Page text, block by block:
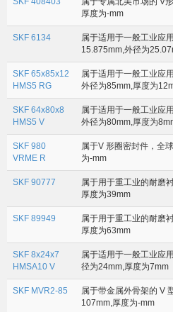
厚度为-mm
SKF 6134
属于适用于一般工业应
15.875mm,外径为
SKF 65x85x12
HMS5 RG
属于适用于一般工业应
外径为85mm,厚度为
SKF 64x80x8
HMS5 V
属于适用于一般工业应
外径为80mm,厚度为
SKF 980
VRME R
属于V 形圈密封件，全
为-mm
SKF 90777
属于用于重工业的耐磨
厚度为39mm
SKF 89949
属于用于重工业的耐磨
厚度为63mm
SKF 8x24x7
HMSA10 V
属于适用于一般工业应
径为24mm,厚度为7mm
SKF MVR2-85
属于带金属外骨架的 V
107mm,厚度为-mm